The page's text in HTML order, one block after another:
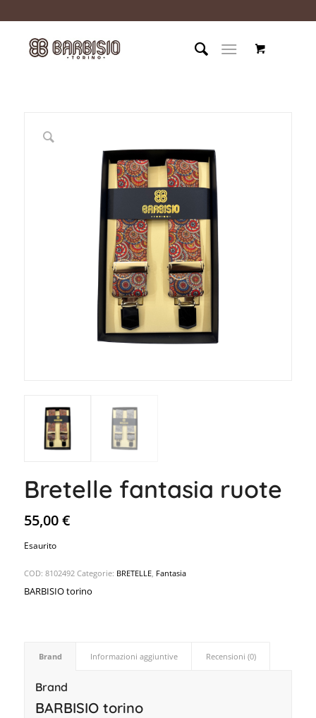
Bretelle fantasia ruote
55,00€
Esaurito
COD: 8102492 Categorie: BRETELLE, Fantasia
BARBISIO torino
Brand Informazioni aggiuntive Recensioni (0)
Brand
BARBISIO torino